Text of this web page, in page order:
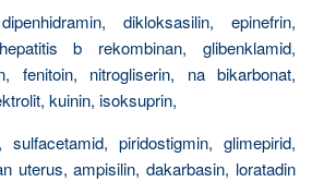
dikloksasilin, epinefrin,
b rekombinan, glibenklamid,
fenitoin, nitrogliserin, na bikarbonat,
kuinin, isoksuprin,
piridostigmin, glimepirid,
uterus, ampisilin, dakarbasin, loratadin